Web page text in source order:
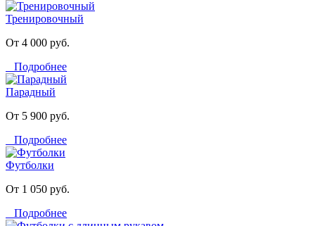
Тренировочный
От 4 000 руб.
Подробнее
Парадный
От 5 900 руб.
Подробнее
Футболки
От 1 050 руб.
Подробнее